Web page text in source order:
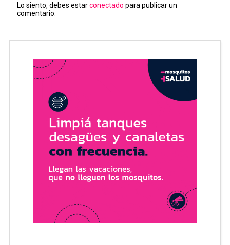
Lo siento, debes estarconectado para publicar un
comentario.